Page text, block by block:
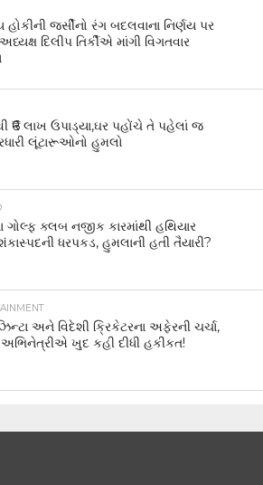
હોકીની જર્સીનો રંગ બદલવાના નિર્ણય પર
અધ્યક્ષ દિલીપ તિર્કીએ માંગી વિગતવાર
₹6 લાખ ઉપાડ્યા,ઘર પહોંચે તે પહેલાં જ
લૂંટારૂઓનો હુમલો
ગોલ્ફ ક્લબ નજીક કારમાંથી હથિયાર
ધરપકડ, હુમલાની હતી તૈયારી?
અને વિદેશી ક્રિકેટરના અફેરની ચર્ચા,
ખુદ કહી દીધી હકીકત!